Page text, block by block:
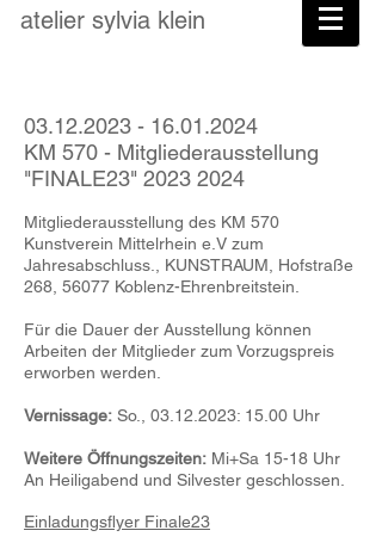
atelier sylvia klein
03.12.2023 - 16.01.2024
KM 570 - Mitgliederausstellung
"FINALE23" 2023 2024
Mitgliederausstellung des KM 570
Kunstverein Mittelrhein e.V zum
Jahresabschluss., KUNSTRAUM, Hofstraße
268, 56077 Koblenz-Ehrenbreitstein.
Für die Dauer der Ausstellung können
Arbeiten der Mitglieder zum Vorzugspreis
erworben werden.
Vernissage: So., 03 .12.2023: 15.00 Uhr
Weitere Öffnungszeiten: Mi+Sa 15-18 Uhr
An Heiligabend und Silvester geschlossen.
​Einladungsflyer Finale23